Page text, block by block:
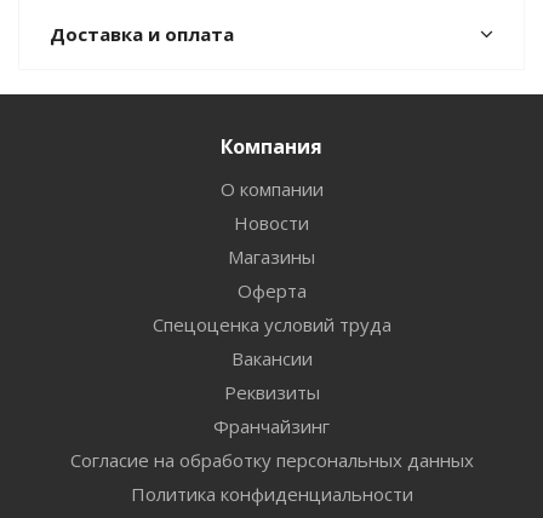
Доставка и оплата
Компания
О компании
Новости
Магазины
Оферта
Спецоценка условий труда
Вакансии
Реквизиты
Франчайзинг
Согласие на обработку персональных данных
Политика конфиденциальности